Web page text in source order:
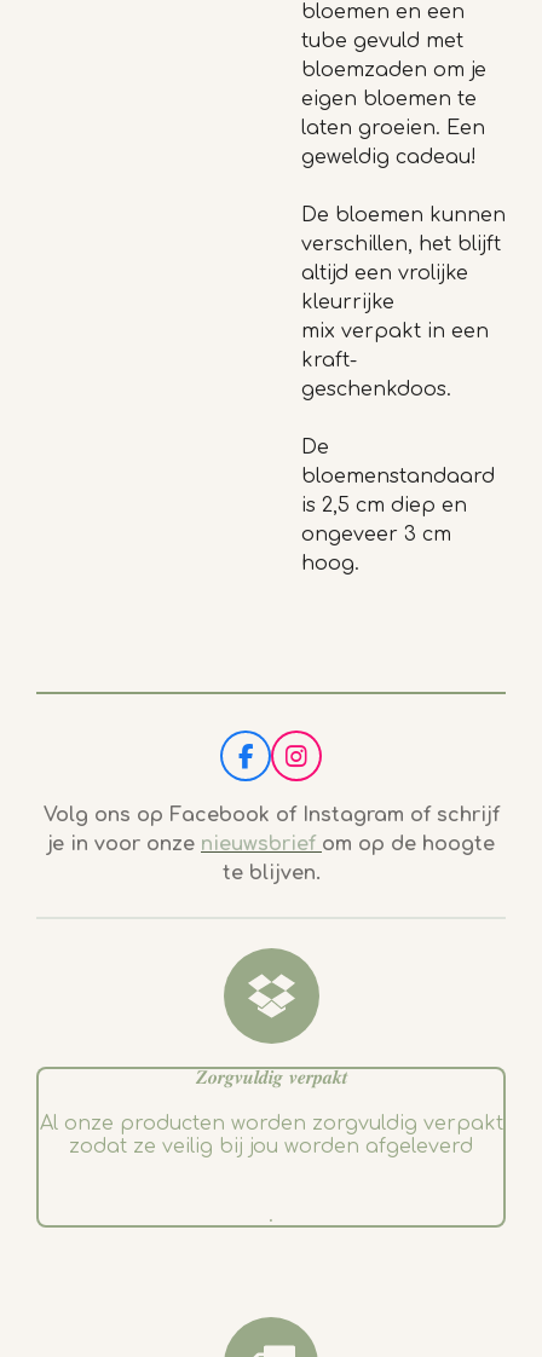
bloemen en een
tube gevuld met
bloemzaden om je
eigen bloemen te
laten groeien. Een
geweldig cadeau!
De bloemen kunnen
verschillen, het blijft
altijd een vrolijke
kleurrijke
mix verpakt in een
kraft-
geschenkdoos.
De
bloemenstandaard
is 2,5 cm diep en
ongeveer 3 cm
hoog.
F
a
c
b
o
k
I
n
s
t
a
g
a
Volg ons op Facebook of Instagram of schrijf
je in voor onze nieuwsbrief om op de hoogte
te blijven.
𝒁𝒐𝒓𝒈𝒗𝒖𝒍𝒅𝒊𝒈 𝒗𝒆𝒓𝒑𝒂𝒌𝒕
Al onze producten worden zorgvuldig verpakt
zodat ze veilig bij jou worden afgeleverd
.